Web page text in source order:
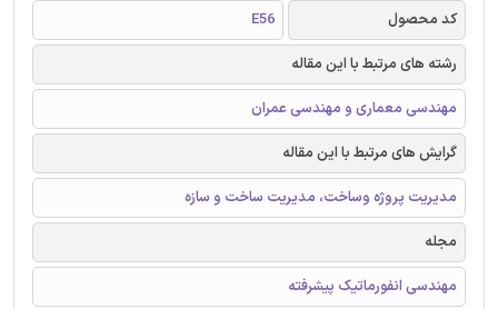
کد محصول
E56
رشته های مرتبط با این مقاله
مهندسی معماری و مهندسی عمران
گرایش های مرتبط با این مقاله
مدیریت پروژه وساخت، مدیریت ساخت و سازه
مجله
مهندسی انفورماتیک پیشرفته